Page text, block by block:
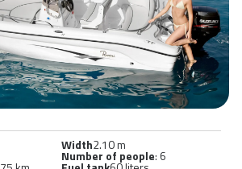
Width2.10 m
Number of people: 6